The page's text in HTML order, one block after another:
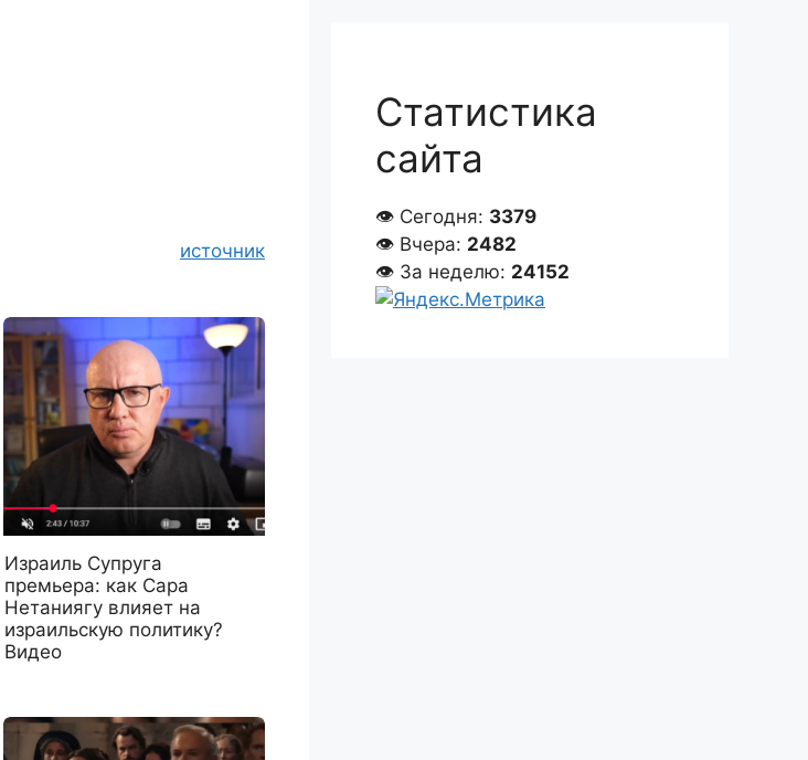
источник
Израиль Супруга
премьера: как Сара
Нетаниягу влияет на
израильскую политику?
Видео
Статистика
сайта
👁 Сегодня: 3379
👁 Вчера: 2482
👁 За неделю: 24152